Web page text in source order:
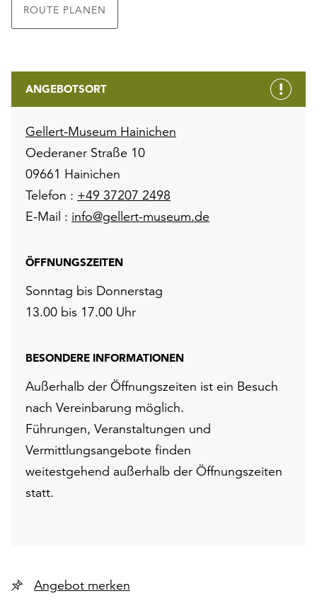
ROUTE PLANEN
ANGEBOTSORT
Gellert-Museum Hainichen
Oederaner Straße 10
09661 Hainichen
Telefon : +49 37207 2498
E-Mail : info@gellert-museum.de
ÖFFNUNGSZEITEN
Sonntag bis Donnerstag
13.00 bis 17.00 Uhr
BESONDERE INFORMATIONEN
Außerhalb der Öffnungszeiten ist ein Besuch
nach Vereinbarung möglich.
Führungen, Veranstaltungen und
Vermittlungsangebote finden
weitestgehend außerhalb der Öffnungszeiten
statt.
Angebot merken